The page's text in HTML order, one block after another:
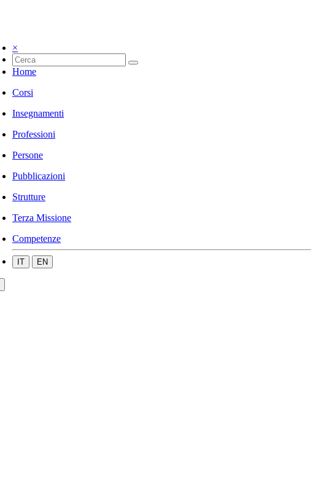
×
Home
Corsi
Insegnamenti
Professioni
Persone
Pubblicazioni
Strutture
Terza Missione
Competenze
IT EN